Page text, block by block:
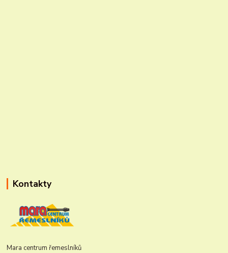
Kontakty
Mara centrum řemeslníků